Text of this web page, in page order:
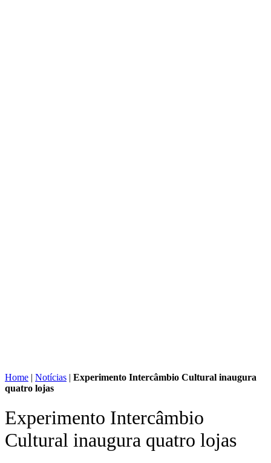
Home | Notícias | Experimento Intercâmbio Cultural inaugura
quatro lojas
Experimento Intercâmbio
Cultural inaugura quatro lojas